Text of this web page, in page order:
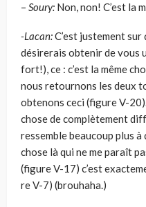
– Soury: Non, non! C’est la
-Lacan:C’est justement sur
désirerais obtenir de vous
fort!), ce : c’est la même
nous retournons les deux
obtenons ceci (figure V-
chose de complètement
ressemble beaucoup plus
chose là qui ne me paraît
(figure V-17) c’est
re V-7) (brouhaha.)